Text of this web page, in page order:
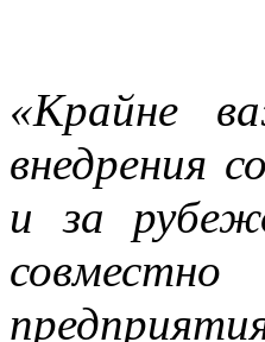
«Крайне
внедрения
и за